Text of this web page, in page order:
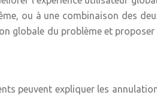
ou à une combinaison des
globale du problème et
peuvent expliquer les